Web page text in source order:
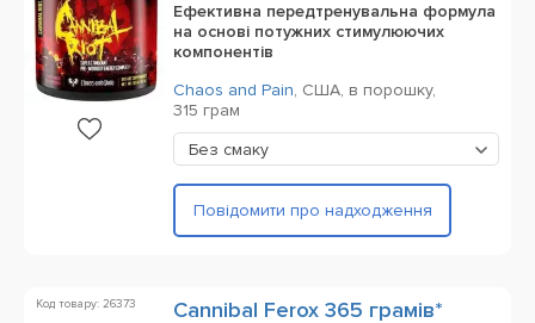
Ефективна передтренувальна формула
на основі потужних стимулюючих
компонентів
Chaos and Pain, США, в порошку,
315 грам
Без смаку
Повідомити про надходження
Код товару: 26373 Cannibal Ferox 365 грамів*